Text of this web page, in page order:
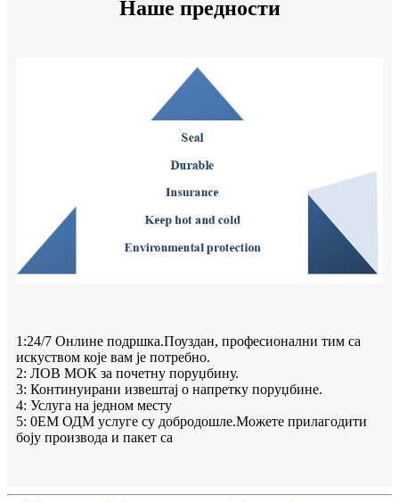
Наше предности
1:24/7 Онлине подршка.Поуздан, професионални тим са
искуством које вам је потребно.
2: ЛОВ МОК за почетну поруџбину.
3: Континуирани извештај о напретку поруџбине.
4: Услуга на једном месту
5: 0ЕМ ОДМ услуге су добродошле.Можете прилагодити
боју производа и пакет са